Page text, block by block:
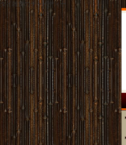
タイ雑貨のチャイディー